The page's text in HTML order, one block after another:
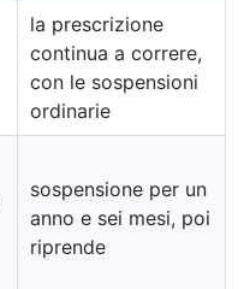
la prescrizione
continua a correre,
con le sospensioni
ordinarie
sospensione per un
anno e sei mesi, poi
riprende